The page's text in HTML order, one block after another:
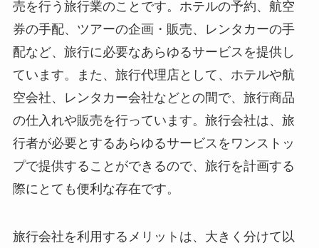
売を行う旅行業のことです。ホテルの予約、航空
券の手配、ツアーの企画・販売、レンタカーの手
配など、旅行に必要なあらゆるサービスを提供し
ています。また、旅行代理店として、ホテルや航
空会社、レンタカー会社などとの間で、旅行商品
の仕入れや販売を行っています。旅行会社は、旅
行者が必要とするあらゆるサービスをワンストッ
プで提供することができるので、旅行を計画する
際にとても便利な存在です。
旅行会社を利用するメリットは、大きく分けて以